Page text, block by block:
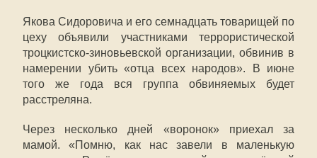
Якова Сидоровича и его семнадцать товарищей по
цеху объявили участниками террористической
троцкистско-зиновьевской организации, обвинив в
намерении убить «отца всех народов». В июне
того же года вся группа обвиняемых будет
расстреляна.
Через несколько дней «воронок» приехал за
мамой. «Помню, как нас завели в маленькую